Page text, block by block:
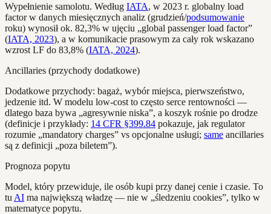
Wypełnienie samolotu. Według IATA, w 2023 r. globalny load
factor w danych miesięcznych analiz (grudzień/podsumowanie
roku) wynosił ok. 82,3% w ujęciu „global passenger load factor”
(IATA, 2023), a w komunikacie prasowym za cały rok wskazano
wzrost LF do 83,8% (IATA, 2024).
Ancillaries (przychody dodatkowe)
Dodatkowe przychody: bagaż, wybór miejsca, pierwszeństwo,
jedzenie itd. W modelu low-cost to często serce rentowności —
dlatego baza bywa „agresywnie niska”, a koszyk rośnie po drodze
(definicje i przykłady: 14 CFR §399.84 pokazuje, jak regulator
rozumie „mandatory charges” vs opcjonalne usługi; same ancillaries
są z definicji „poza biletem”).
Prognoza popytu
Model, który przewiduje, ile osób kupi przy danej cenie i czasie. To
tu AI ma największą władzę — nie w „śledzeniu cookies”, tylko w
matematyce popytu.